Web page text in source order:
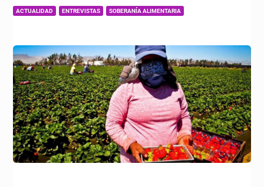
ACTUALIDAD ENTREVISTAS SOBERANÍA ALIMENTARIA